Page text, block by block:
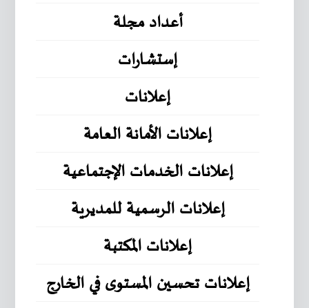
أعداد مجلة
إستشارات
إعلانات
إعلانات الأمانة العامة
إعلانات الخدمات الإجتماعية
إعلانات الرسمية للمديرية
إعلانات المكتبة
إعلانات تحسين المستوى في الخارج